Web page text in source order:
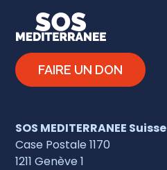
FAIRE UN DON
SOS MEDITERRANEE Suisse
Case Postale 1170
1211 Genève 1